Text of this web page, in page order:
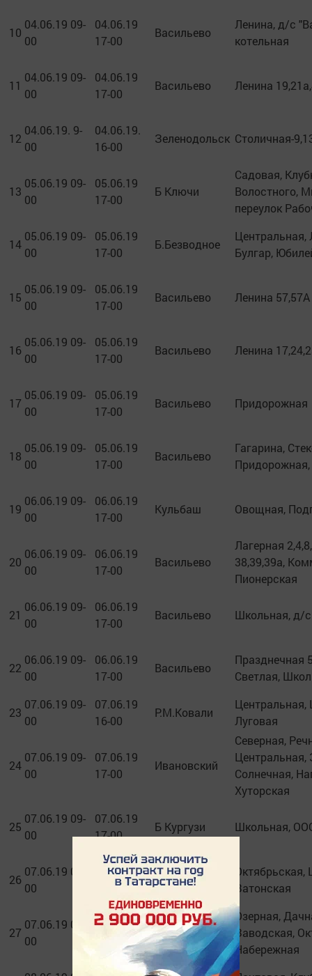
10
04.06.19 09-
00
04.06.19
17-00
Васильево
Ленина, д/с
котельная
11
04.06.19 09-
00
04.06.19
17-00
Васильево Ленина
12
04.06.19. 9-
00
04.06.19.
16-00
Зеленодольск Столичная-
13
05.06.19 09-
00
05.06.19
17-00
Б Ключи
Садовая,
Волостного,
переулок
14
05.06.19 09-
00
05.06.19
17-00
Б.Безводное
Центральная,
Булгар,
15
05.06.19 09-
00
05.06.19
17-00
Васильево Ленина 57,57А
16
05.06.19 09-
00
05.06.19
17-00
Васильево Ленина
17
05.06.19 09-
00
05.06.19
17-00
Васильево Придорожная
18
05.06.19 09-
00
05.06.19
17-00
Васильево
Гагарина,
19
06.06.19 09-
00
06.06.19
17-00
Кульбаш Овощная,
20
06.06.19 09-
00
06.06.19
17-00
Васильево
Лагерная
38,39,39а,
Пионерская
21
06.06.19 09-
00
06.06.19
17-00
Васильево Школьная, д/с
22
06.06.19 09-
00
06.06.19
17-00
Васильево
Празднечная
Светлая,
23
07.06.19 09-
00
07.06.19
16-00
Р.М.Ковали
Центральная,
Луговая
24
07.06.19 09-
00
07.06.19
17-00
Ивановский
Северная,
Центральная,
Солнечная,
Хуторская
25
07.06.19 09-
00
07.06.19
17-00
Б Кургузи Школьная,
26
07.06.19 09-
00
07.06.19
17-00
Васильево
Затонская
27
07.06.19 09-
00
07.06.19
Васильево
Озерная,
Заводская,
Набережная